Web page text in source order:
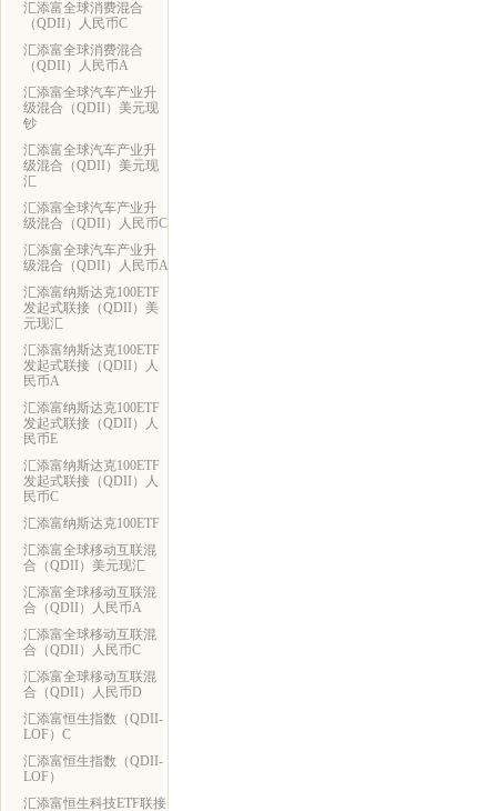
汇添富全球消费混合
（QDII）人民币C
汇添富全球消费混合
（QDII）人民币A
汇添富全球汽车产业升
级混合（QDII）美元现
钞
汇添富全球汽车产业升
级混合（QDII）美元现
汇
汇添富全球汽车产业升
级混合（QDII）人民币C
汇添富全球汽车产业升
级混合（QDII）人民币A
汇添富纳斯达克100ETF
发起式联接（QDII）美
元现汇
汇添富纳斯达克100ETF
发起式联接（QDII）人
民币A
汇添富纳斯达克100ETF
发起式联接（QDII）人
民币E
汇添富纳斯达克100ETF
发起式联接（QDII）人
民币C
汇添富纳斯达克100ETF
汇添富全球移动互联混
合（QDII）美元现汇
汇添富全球移动互联混
合（QDII）人民币A
汇添富全球移动互联混
合（QDII）人民币C
汇添富全球移动互联混
合（QDII）人民币D
汇添富恒生指数（QDII-
LOF）C
汇添富恒生指数（QDII-
LOF）
汇添富恒生科技ETF联接